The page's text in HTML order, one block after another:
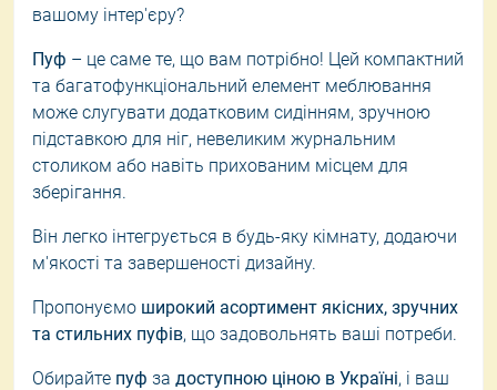
вашому інтер'єру?
Пуф – це саме те, що вам потрібно! Цей компактний
та багатофункціональний елемент меблювання
може слугувати додатковим сидінням, зручною
підставкою для ніг, невеликим журнальним
столиком або навіть прихованим місцем для
зберігання.
Він легко інтегрується в будь-яку кімнату, додаючи
м'якості та завершеності дизайну.
Пропонуємо широкий асортимент якісних, зручних
та стильних пуфів, що задовольнять ваші потреби.
Обирайте пуф за доступною ціною в Україні, і ваш